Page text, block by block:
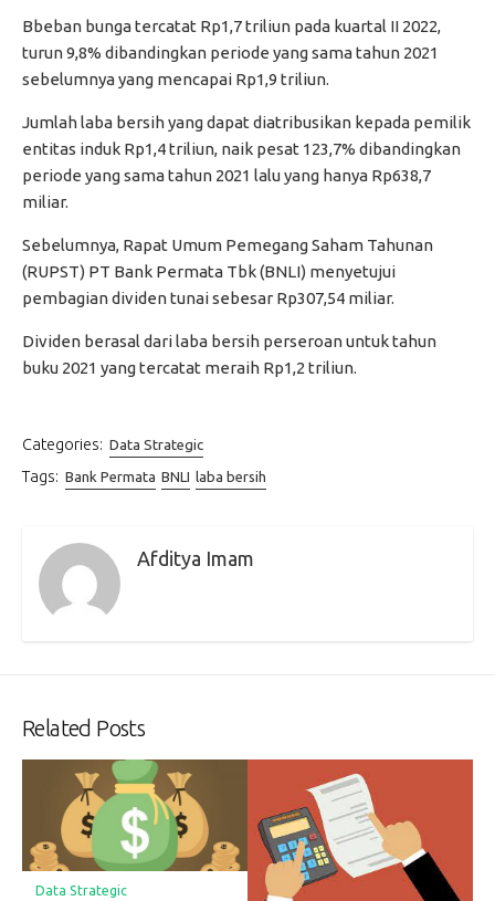
Bbeban bunga tercatat Rp1,7 triliun pada kuartal II 2022,
turun 9,8% dibandingkan periode yang sama tahun 2021
sebelumnya yang mencapai Rp1,9 triliun.
Jumlah laba bersih yang dapat diatribusikan kepada pemilik
entitas induk Rp1,4 triliun, naik pesat 123,7% dibandingkan
periode yang sama tahun 2021 lalu yang hanya Rp638,7
miliar.
Sebelumnya, Rapat Umum Pemegang Saham Tahunan
(RUPST) PT Bank Permata Tbk (BNLI) menyetujui
pembagian dividen tunai sebesar Rp307,54 miliar.
Dividen berasal dari laba bersih perseroan untuk tahun
buku 2021 yang tercatat meraih Rp1,2 triliun.
Categories: Data Strategic
Tags: Bank Permata BNLI laba bersih
Afditya Imam
Related Posts
Data Strategic